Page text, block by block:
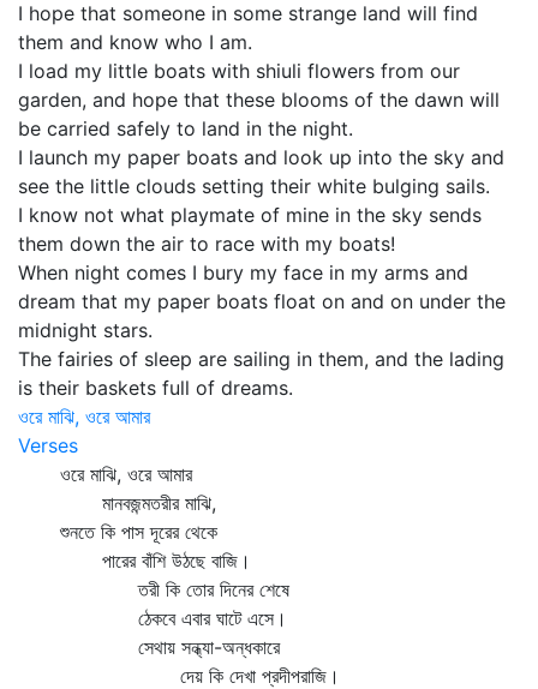
I hope that someone in some strange land will find
them and know who I am.
I load my little boats with shiuli flowers from our
garden, and hope that these blooms of the dawn will
be carried safely to land in the night.
I launch my paper boats and look up into the sky and
see the little clouds setting their white bulging sails.
I know not what playmate of mine in the sky sends
them down the air to race with my boats!
When night comes I bury my face in my arms and
dream that my paper boats float on and on under the
midnight stars.
The fairies of sleep are sailing in them, and the lading
is their baskets full of dreams.
ওরে মাঝি, ওরে আমার
Verses
ওরে মাঝি, ওরে আমার
মানবজন্মতরীর মাঝি,
শুনতে কি পাস দূরের থেকে
পারের বাঁশি উঠছে বাজি।
তরী কি তোর দিনের শেষে
ঠেকবে এবার ঘাটে এসে।
সেথায় সন্ধ্যা-অন্ধকারে
দেয় কি দেখা প্রদীপরাজি।